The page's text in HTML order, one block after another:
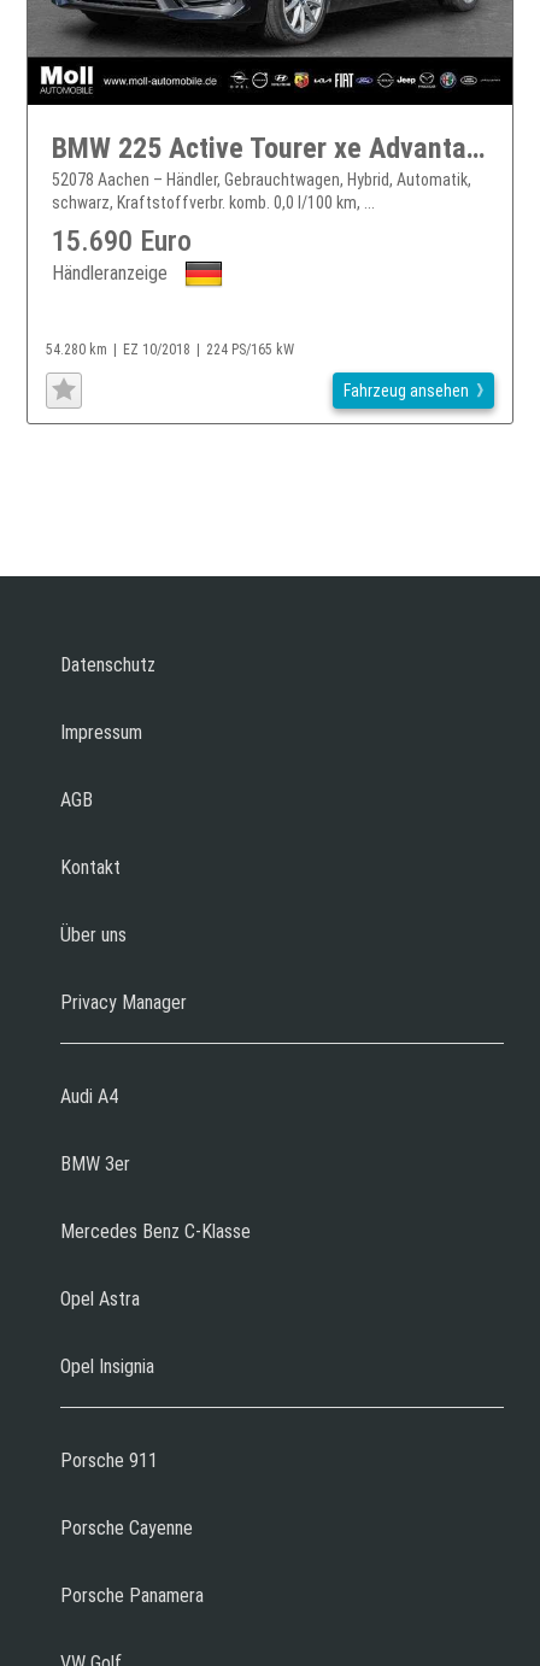
BMW 225 Active Tourer xe Advantage iPerformance EU6d-T Nav
52078 Aachen – Händler, Gebrauchtwagen, Hybrid, Automatik,
schwarz, Kraftstoffverbr. komb. 0,0 l/100 km, ...
15.690 Euro
Händleranzeige
54.280 km EZ 10/2018 224 PS/165 kW
Fahrzeug ansehen
Datenschutz
Impressum
AGB
Kontakt
Über uns
Privacy Manager
Audi A4
BMW 3er
Mercedes Benz C-Klasse
Opel Astra
Opel Insignia
Porsche 911
Porsche Cayenne
Porsche Panamera